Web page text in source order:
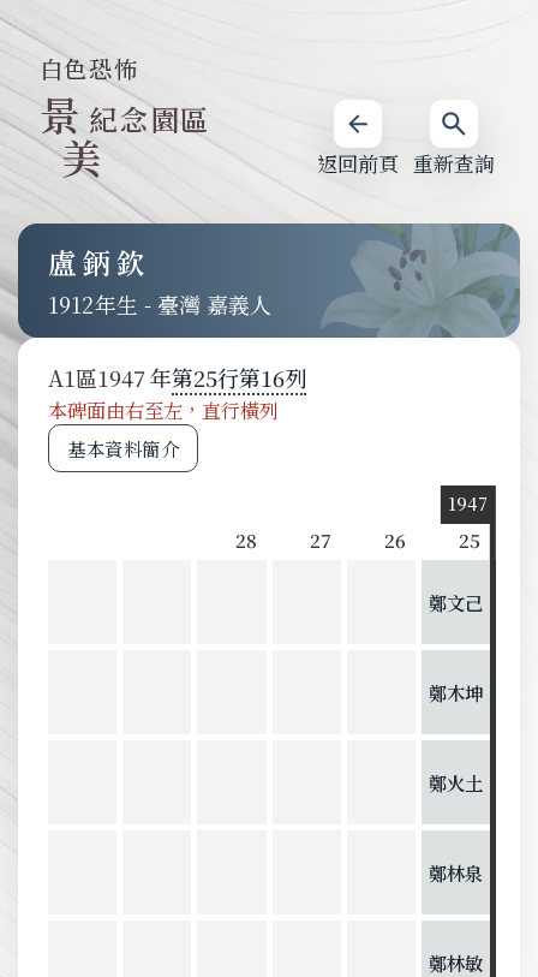
重新查詢
返回前頁
白色恐怖
景
美
紀念園區
盧鈵欽
1912 - 臺灣 嘉義人
A1區1947 第25行第16列
本碑面由右至左，直行橫列
基本資料簡介
1947
25
26
27
28
鄭文己
鄭木坤
鄭火土
鄭林泉
鄭林敏